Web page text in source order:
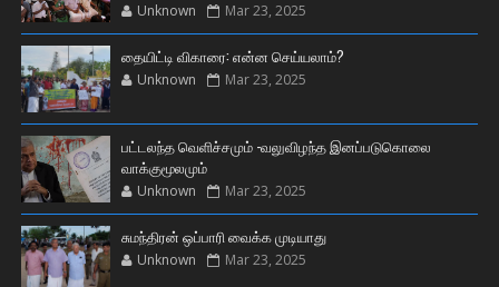
Unknown Mar 23, 2025
தையிட்டி விகாரை: என்ன செய்யலாம்?
Unknown Mar 23, 2025
பட்டலந்த வெளிச்சமும் -வலுவிழந்த இனப்படுகொலை
வாக்குமூலமும்
Unknown Mar 23, 2025
சுமந்திரன் ஒப்பாரி வைக்க முடியாது
Unknown Mar 23, 2025